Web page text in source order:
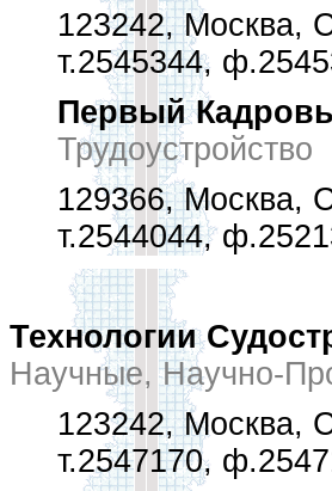
123242, Москва,
т.2545344,
Первый
Трудоустройство
129366, Москва,
т.2544044,
Технологии
Научные, Научно-
123242, Москва,
т.2547170,